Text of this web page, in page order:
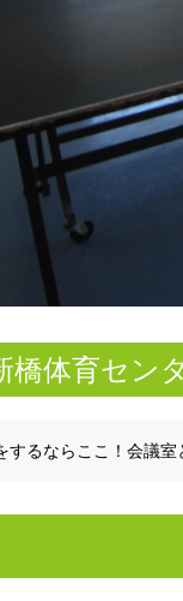
橋体育セン
するならここ！会議